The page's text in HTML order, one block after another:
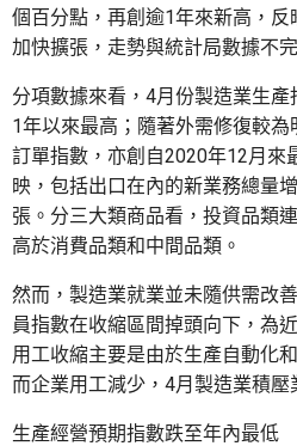
個百分點，再創逾1年來新高，
加快擴張，走勢與統計局數據不
分項數據來看，4月份製造業生
1年以來最高；隨著外需修復較
訂單指數，亦創自2020年12月來
映，包括出口在內的新業務總量
張。分三大類商品看，投資品類
高於消費品類和中間品類。
然而，製造業就業並未隨供需改
員指數在收縮區間掉頭向下，為
用工收縮主要是由於生產自動化
而企業用工減少，4月製造業積壓
生產經營預期指數跌至年內最低